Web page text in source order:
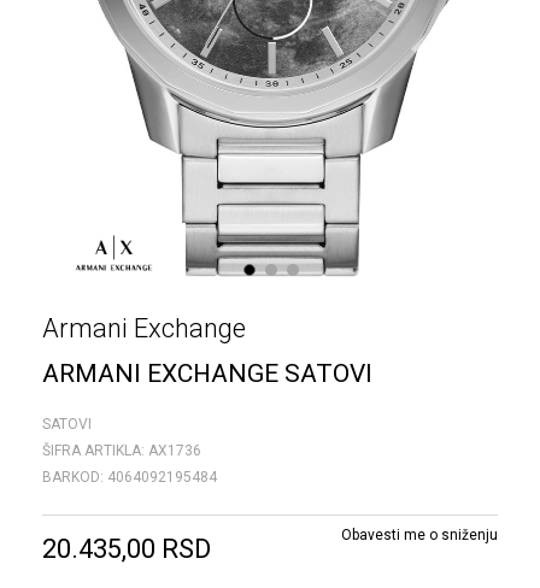
1 2 3
Armani Exchange
ARMANI EXCHANGE SATOVI
SATOVI
ŠIFRA ARTIKLA: AX1736
BARKOD: 4064092195484
20.435,00 RSD Obavesti me o sniženju